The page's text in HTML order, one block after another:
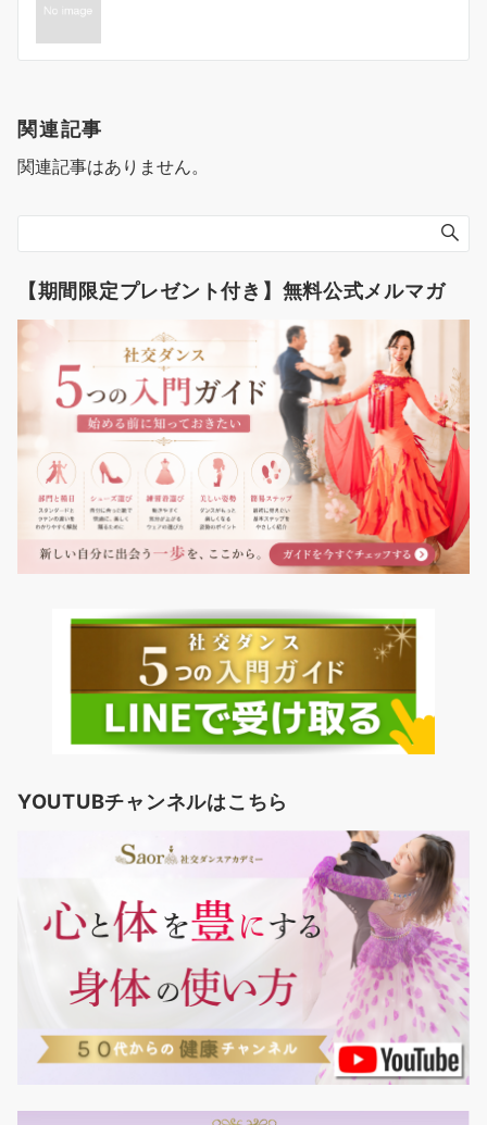
ナ
ゲ
ー
ン
関連記事
関連記事はありません。
【期間限定プレゼント付き】無料公式メルマガ
YOUTUBチャンネルはこちら